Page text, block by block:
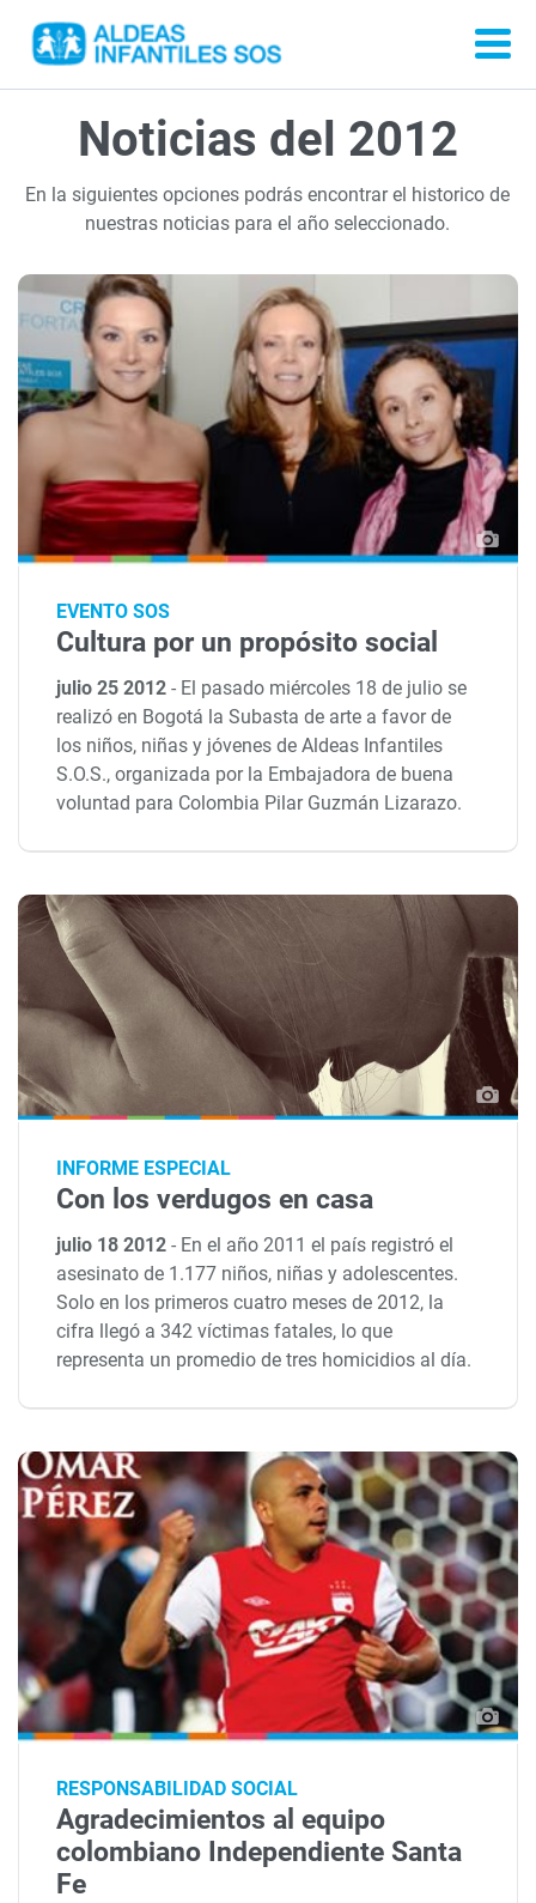
Noticias del 2012
En la siguientes opciones podrás encontrar el historico de
nuestras noticias para el año seleccionado.
EVENTO SOS
Cultura por un propósito social
julio 25 2012- El pasado miércoles 18 de julio se
realizó en Bogotá la Subasta de arte a favor de
los niños, niñas y jóvenes de Aldeas Infantiles
S.O.S., organizada por la Embajadora de buena
voluntad para Colombia Pilar Guzmán Lizarazo.
INFORME ESPECIAL
Con los verdugos en casa
julio 18 2012- En el año 2011 el país registró el
asesinato de 1.177 niños, niñas y adolescentes.
Solo en los primeros cuatro meses de 2012, la
cifra llegó a 342 víctimas fatales, lo que
representa un promedio de tres homicidios al día.
RESPONSABILIDAD SOCIAL
Agradecimientos al equipo
colombiano Independiente Santa
Fe